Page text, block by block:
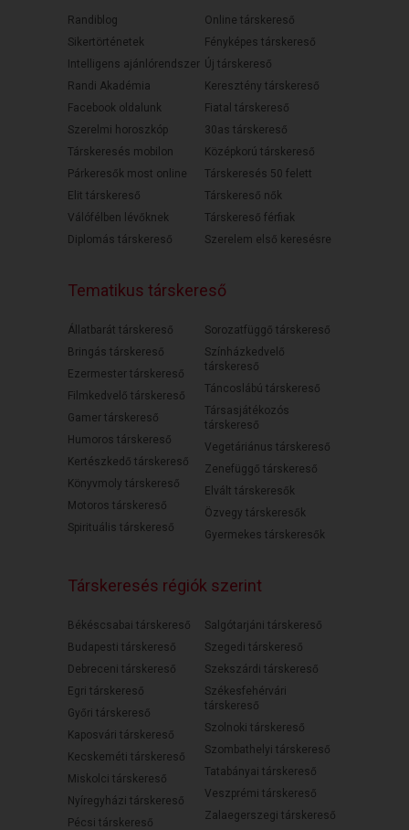
Randiblog
Sikertörténetek
Intelligens ajánlórendszer
Randi Akadémia
Facebook oldalunk
Szerelmi horoszkóp
Társkeresés mobilon
Párkeresők most online
Elit társkereső
Válófélben lévőknek
Diplomás társkereső
Online társkereső
Fényképes társkereső
Új társkereső
Keresztény társkereső
Fiatal társkereső
30as társkereső
Középkorú társkereső
Társkeresés 50 felett
Társkereső nők
Társkereső férfiak
Szerelem első keresésre
Tematikus társkereső
Állatbarát társkereső
Bringás társkereső
Ezermester társkereső
Filmkedvelő társkereső
Gamer társkereső
Humoros társkereső
Kertészkedő társkereső
Könyvmoly társkereső
Motoros társkereső
Spirituális társkereső
Sorozatfüggő társkereső
Színházkedvelő
társkereső
Táncoslábú társkereső
Társasjátékozós
társkereső
Vegetáriánus társkereső
Zenefüggő társkereső
Elvált társkeresők
Özvegy társkeresők
Gyermekes társkeresők
Társkeresés régiók szerint
Békéscsabai társkereső
Budapesti társkereső
Debreceni társkereső
Egri társkereső
Győri társkereső
Kaposvári társkereső
Kecskeméti társkereső
Miskolci társkereső
Nyíregyházi társkereső
Pécsi társkereső
Salgótarjáni társkereső
Szegedi társkereső
Szekszárdi társkereső
Székesfehérvári
társkereső
Szolnoki társkereső
Szombathelyi társkereső
Tatabányai társkereső
Veszprémi társkereső
Zalaegerszegi társkereső